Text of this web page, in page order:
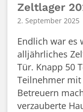
Zeltlager
2. September 2025
Endlich war es
alljährliches
Tür. Knapp 50
Teilnehmer
Betreuern
verzauberte